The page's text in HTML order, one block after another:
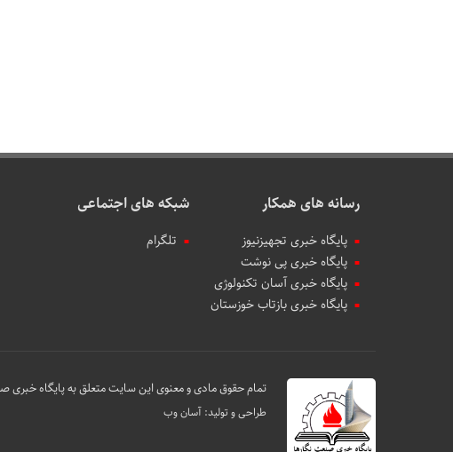
رسانه های همکار
پایگاه خبری تجهیزنیوز
پایگاه خبری پی نوشت
پایگاه خبری آسان تکنولوژی
پایگاه خبری بازتاب خوزستان
شبکه های اجتماعی
تلگرام
تمام حقوق مادی و معنوی این سایت متعلق به پایگاه خبری
طراحی و تولید:آسان وب